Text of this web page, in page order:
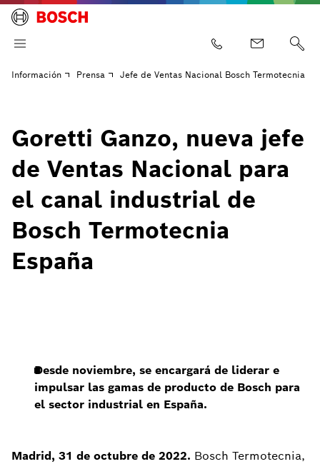
Información Prensa Jefe de Ventas Nacional Bosch Termotecnia
Goretti Ganzo, nueva jefe
de Ventas Nacional para
el canal industrial de
Bosch Termotecnia
España
Desde noviembre, se encargará de liderar e
impulsar las gamas de producto de Bosch para
el sector industrial en España.
Madrid, 31 de octubre de 2022. Bosch Termotecnia,